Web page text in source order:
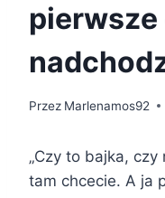
pierwsze
Przez Marlenamos92
„Czy to bajka,
tam chcecie. A ja